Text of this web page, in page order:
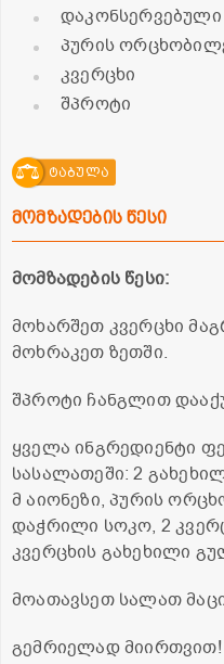
პურის
კვერცხი
შპროტი
ტაბულა
მომზადების წესი
მომზადების წესი:
მოხარშეთ კვერცხი
მოხრაკეთ ზეთში.
შპროტი ჩანგლით
ყველა ინგრედიენტი
სასალათეში: 2
მ აიონეზი, პურის
დაჭრილი სოკო, 2
კვერცხის გახეხილი
მოათავსეთ სალათ
გემრიელად მიირთვით!